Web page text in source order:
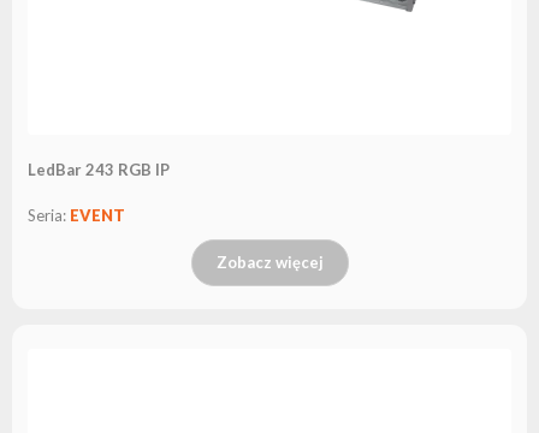
LedBar 243 RGB IP
Seria: EVENT
Zobacz więcej